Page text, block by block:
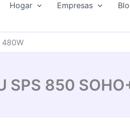
Hogar Empresas
480W
SPS 850